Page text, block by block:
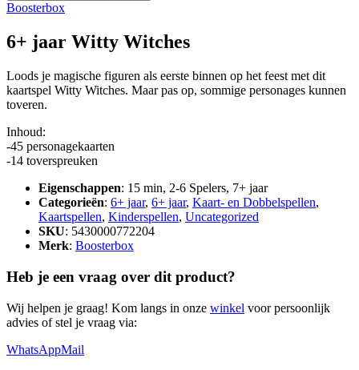
Boosterbox
6+ jaar Witty Witches
Loods je magische figuren als eerste binnen op het feest met dit
kaartspel Witty Witches. Maar pas op, sommige personages kunnen
toveren.
Inhoud:
-45 personagekaarten
-14 toverspreuken
Eigenschappen: 15 min, 2-6 Spelers, 7+ jaar
Categorieën: 6+ jaar, 6+ jaar, Kaart- en Dobbelspellen,
Kaartspellen, Kinderspellen, Uncategorized
SKU: 5430000772204
Merk: Boosterbox
Heb je een vraag over dit product?
Wij helpen je graag! Kom langs in onze winkel voor persoonlijk
advies of stel je vraag via:
WhatsAppMail